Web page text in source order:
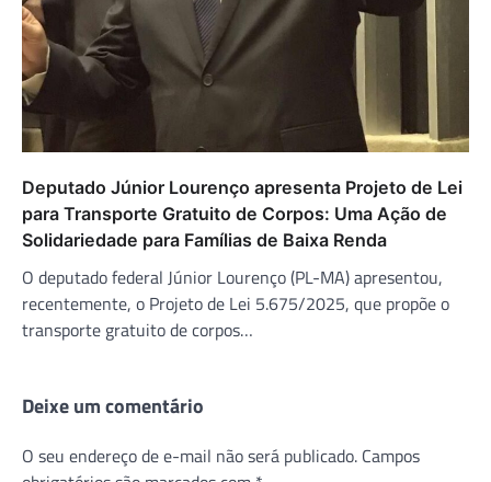
Deputado Júnior Lourenço apresenta Projeto de Lei
para Transporte Gratuito de Corpos: Uma Ação de
Solidariedade para Famílias de Baixa Renda
O deputado federal Júnior Lourenço (PL-MA) apresentou,
recentemente, o Projeto de Lei 5.675/2025, que propõe o
transporte gratuito de corpos…
Deixe um comentário
O seu endereço de e-mail não será publicado. Campos